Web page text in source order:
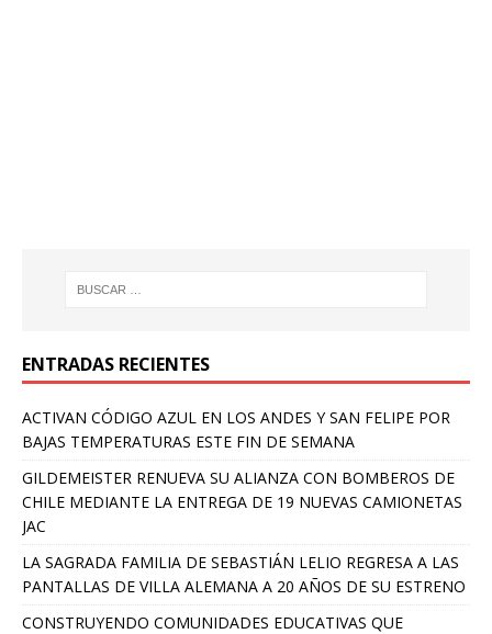
ENTRADAS RECIENTES
ACTIVAN CÓDIGO AZUL EN LOS ANDES Y SAN FELIPE POR
BAJAS TEMPERATURAS ESTE FIN DE SEMANA
GILDEMEISTER RENUEVA SU ALIANZA CON BOMBEROS DE
CHILE MEDIANTE LA ENTREGA DE 19 NUEVAS CAMIONETAS
JAC
LA SAGRADA FAMILIA DE SEBASTIÁN LELIO REGRESA A LAS
PANTALLAS DE VILLA ALEMANA A 20 AÑOS DE SU ESTRENO
CONSTRUYENDO COMUNIDADES EDUCATIVAS QUE